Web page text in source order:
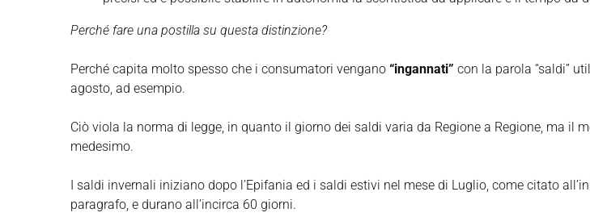
Perché fare una postilla su questa distinzione?
Perché capita molto spesso che i consumatori vengano “ingannati” con la parola “saldi”
agosto, ad esempio.
Ciò viola la norma di legge, in quanto il giorno dei saldi varia da Regione a Regione, ma il
medesimo.
I saldi invernali iniziano dopo l’Epifania ed i saldi estivi nel mese di Luglio, come citato
paragrafo, e durano all’incirca 60 giorni.